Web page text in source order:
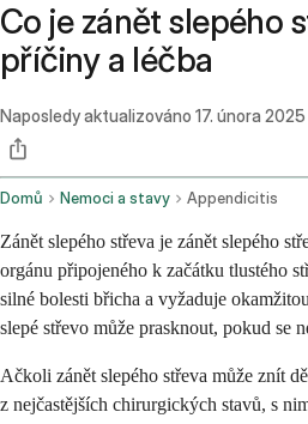
Co je zánět slepého
příčiny a léčba
Naposledy aktualizováno 17. února 2025
Domů Nemoci a stavy Appendicitis
Zánět slepého střeva je zánět slepého
orgánu připojeného k začátku tlustého
silné bolesti břicha a vyžaduje
slepé střevo může prasknout, pokud se
Ačkoli zánět slepého střeva může znít
z nejčastějších chirurgických stavů, s